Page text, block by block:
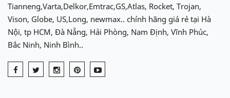
Tianneng,Varta,Delkor,Emtrac,GS,Atlas, Rocket, Trojan,
Vison, Globe, US,Long, newmax.. chính hãng giá rẻ tại Hà
Nội, tp HCM, Đà Nẵng, Hải Phòng, Nam Định, Vĩnh Phúc,
Bắc Ninh, Ninh Bình..